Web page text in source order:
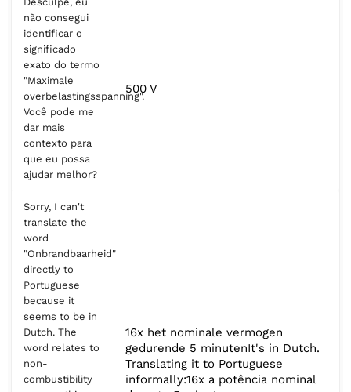
não consegui
identificar o
significado
exato do termo
"Maximale
overbelastingsspanning".
Você pode me
dar mais
contexto para
que eu possa
ajudar melhor?
500 V
Sorry, I can't
translate the
word
"Onbrandbaarheid"
directly to
Portuguese
because it
seems to be in
Dutch. The
word relates to
non-
combustibility
16x het nominale vermogen
gedurende 5 minutenIt's in Dutch.
Translating it to Portuguese
informally:16x a potência nominal